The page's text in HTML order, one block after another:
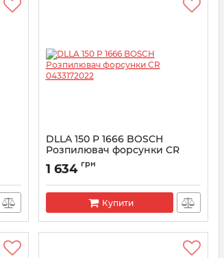
DLLA 150 P 1666 BOSCH
Розпилювач форсунки CR
0433172022
Артикул:
1 634 грн
Купити